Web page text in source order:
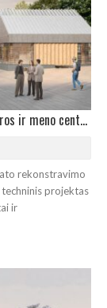
IR MIESTUI, IR LIETUVAI: Trakai įgyvendina Kultūros ir meno centro bei bibliotekos projektą
rekonstravimo
projektas
ir